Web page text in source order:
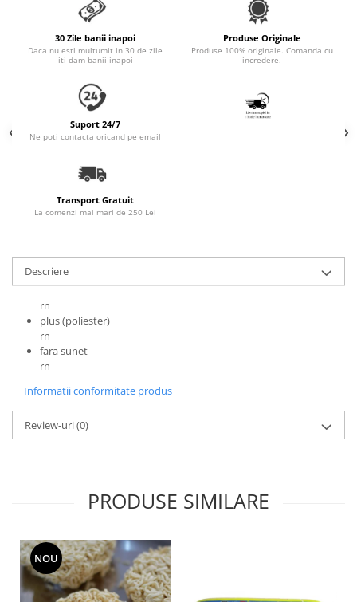
Accesorii Auto & Bicicletă
Accesorii Acasă și Mobilier
Dresaj & Sport
30 Zile banii inapoi
Daca nu esti multumit in 30 de zile
iti dam banii inapoi
Produse Originale
Produse 100% originale. Comanda cu
incredere.
Suport 24/7
Ne poti contacta oricand pe email
Transport Gratuit
La comenzi mai mari de 250 Lei
Descriere
rn
plus (poliester)
rn
fara sunet
rn
Informatii conformitate produs
Review-uri(0)
PRODUSE SIMILARE
NOU